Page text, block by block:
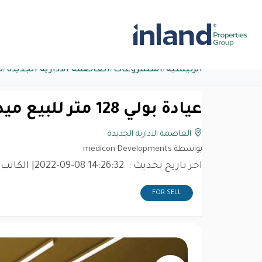
الرئيسية/المشروعات /العاصمة الادارية الجديدة /
عيادة بولي 128 متر للبيع ميدايكون العاصمة الادارية
العاصمة الادارية الجديدة
بواسطة medicon Developments
اخر تاريخ تحديث : 2022-09-08 14:26:32
|
FOR SELL